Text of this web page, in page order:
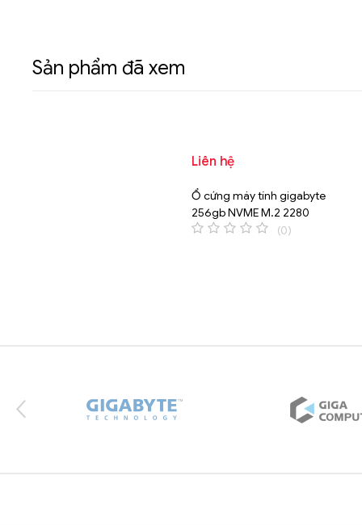
Sản phẩm đã xem
Liên hệ
Ổ cứng máy tính gigabyte
256gb NVME M.2 2280
(0)